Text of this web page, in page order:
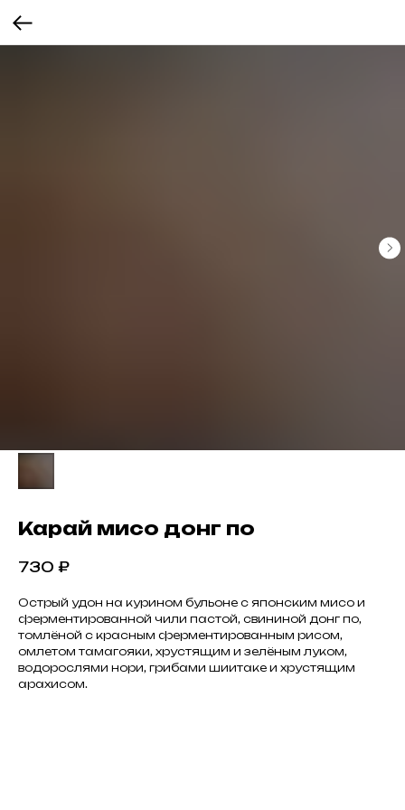
Карай мисо донг по
730 ₽
Острый удон на курином бульоне с японским мисо и
ферментированной чили пастой, свининой донг по,
томлёной с красным ферментированным рисом,
омлетом тамагояки, хрустящим и зелёным луком,
водорослями нори, грибами шиитаке и хрустящим
арахисом.